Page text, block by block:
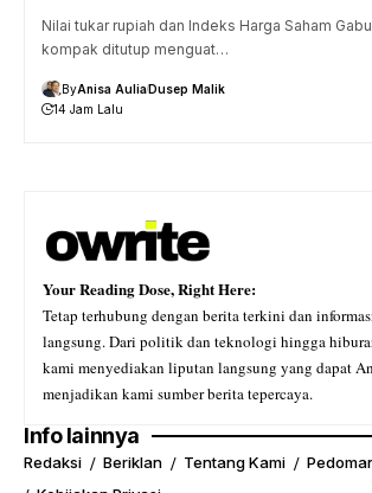
Nilai tukar rupiah dan Indeks Harga Saham
kompak ditutup menguat…
ByAnisa AuliaDusep Malik
14 Jam Lalu
Your Reading Dose, Right Here:
Tetap terhubung dengan berita terkini dan
langsung. Dari politik dan teknologi hingga
kami menyediakan liputan langsung yang dapat
menjadikan kami sumber berita tepercaya.
Info lainnya
Redaksi Beriklan Tentang Kami